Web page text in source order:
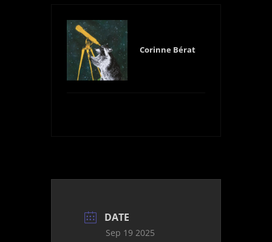
Corinne Bérat
DATE
Sep 19 2025